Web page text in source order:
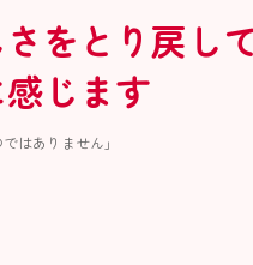
をとり戻し
じます
はありません」